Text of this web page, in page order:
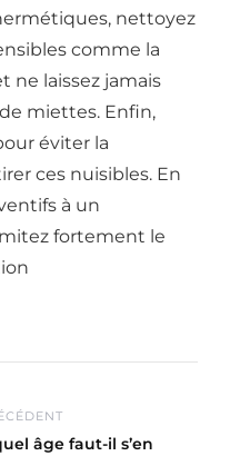
nettoyez
comme la
ne laissez jamais
miettes. Enfin,
éviter la
ces nuisibles. En
à un
fortement le
âge faut-il s’en